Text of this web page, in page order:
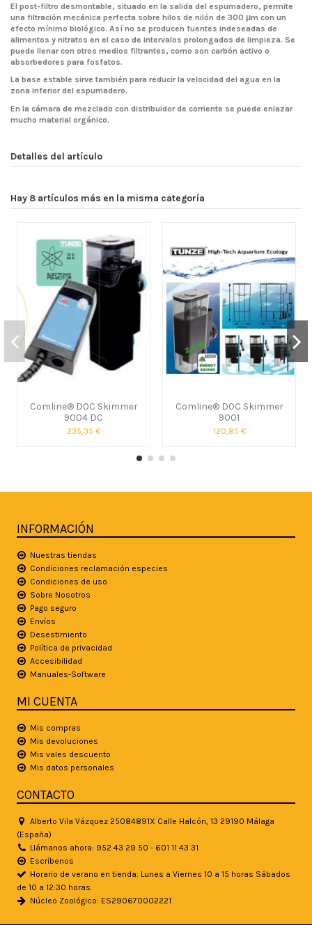
El post-filtro desmontable, situado en la salida del espumadero, permite
una filtración mecánica perfecta sobre hilos de nilón de 300 μm con un
efecto mínimo biológico. Así no se producen fuentes indeseadas de
alimentos y nitratos en el caso de intervalos prolongados de limpieza. Se
puede llenar con otros medios filtrantes, como son carbón activo o
absorbedores para fosfatos.
La base estable sirve también para reducir la velocidad del agua en la
zona inferior del espumadero.
En la cámara de mezclado con distribuidor de corriente se puede enlazar
mucho material orgánico.
Detalles del artículo
Hay 8 artículos más en la misma categoría
Comline® DOC Skimmer
9004 DC
235,35 €
Comline® DOC Skimmer
9001
120,85 €
INFORMACIÓN
Nuestras tiendas
Condiciones reclamación especies
Condiciones de uso
Sobre Nosotros
Pago seguro
Envíos
Desestimiento
Política de privacidad
Accesibilidad
Manuales-Software
MI CUENTA
Mis compras
Mis devoluciones
Mis vales descuento
Mis datos personales
CONTACTO
Alberto Vila Vázquez 25084891X Calle Halcón, 13 29190 Málaga
(España)
Llámanos ahora: 952 43 29 50 - 601 11 43 31
Escríbenos
Horario de verano en tienda: Lunes a Viernes 10 a 15 horas Sábados
de 10 a 12:30 horas.
Núcleo Zoológico: ES290670002221